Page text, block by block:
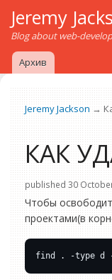
Jeremy
Blog about web-
Архив
Jeremy Jackson →
КАК
published 30
Чтобы
проектами(в
find . -type d -